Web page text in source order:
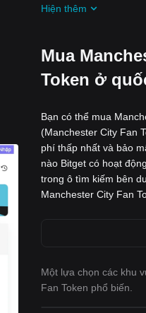
Nhận airdrop
Hiện thêm
Mua
Token ở
Bạn có thể mua
(Manchester City Fan
phí thấp nhất và bảo
nào Bitget có hoạt
trong ô tìm kiếm bên
Manchester City Fan
Một lựa chọn các khu
Fan Token phổ biến.